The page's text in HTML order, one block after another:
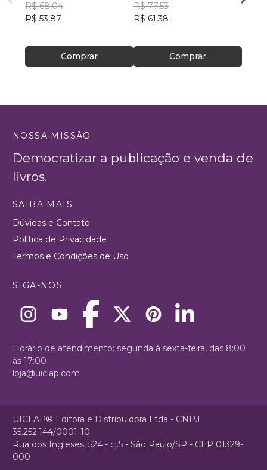
R$ 68,04
R$ 53,87
Comprar
R$ 77,53
R$ 61,38
Comprar
NOSSA MISSÃO
Democratizar a publicação e venda de
livros.
SAIBA MAIS
Dúvidas e Contato
Política de Privacidade
Termos e Condições de Uso
SIGA-NOS
Horário de atendimento: segunda à sexta-feira, das 8:00
às 17:00
loja@uiclap.com
UICLAP® Editora e Distribuidora Ltda - CNPJ
35.252.144/0001-10
Rua dos Ingleses, 524 - cj.5 - São Paulo/SP - CEP 01329-
000